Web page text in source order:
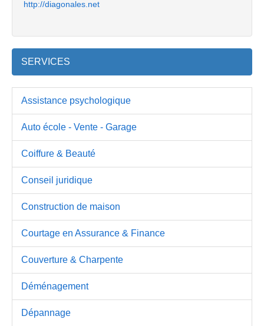
http://diagonales.net
SERVICES
Assistance psychologique
Auto école - Vente - Garage
Coiffure & Beauté
Conseil juridique
Construction de maison
Courtage en Assurance & Finance
Couverture & Charpente
Déménagement
Dépannage